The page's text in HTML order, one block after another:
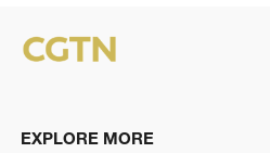
EXPLORE MORE